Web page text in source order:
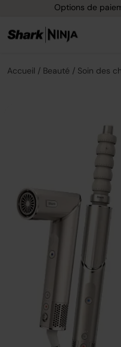
Livraison
Accueil Beauté Soin des